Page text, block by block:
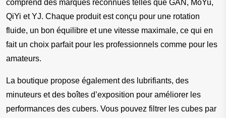
comprend des marques reconnues telles que GAN, MoYu,
QiYi et YJ. Chaque produit est conçu pour une rotation
fluide, un bon équilibre et une vitesse maximale, ce qui en
fait un choix parfait pour les professionnels comme pour les
amateurs.
La boutique propose également des lubrifiants, des
minuteurs et des boîtes d’exposition pour améliorer les
performances des cubers. Vous pouvez filtrer les cubes par